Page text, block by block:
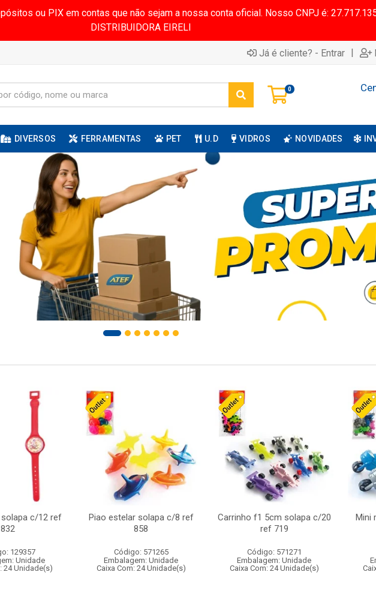
ou PIX em contas que não sejam a nossa conta oficial. Nosso CNPJ é:
DISTRIBUIDORA EIRELI
Já é cliente? - Entrar |
0
DIVERSOS FERRAMENTAS PET U.D VIDROS NOVIDADES
c/12 ref
832
129357
Unidade
24 Unidade(s)
Piao estelar solapa c/8 ref
858
Código: 571265
Embalagem: Unidade
Caixa Com: 24 Unidade(s)
Carrinho f1 5cm solapa c/20
ref 719
Código: 571271
Embalagem: Unidade
Caixa Com: 24 Unidade(s)
Mini